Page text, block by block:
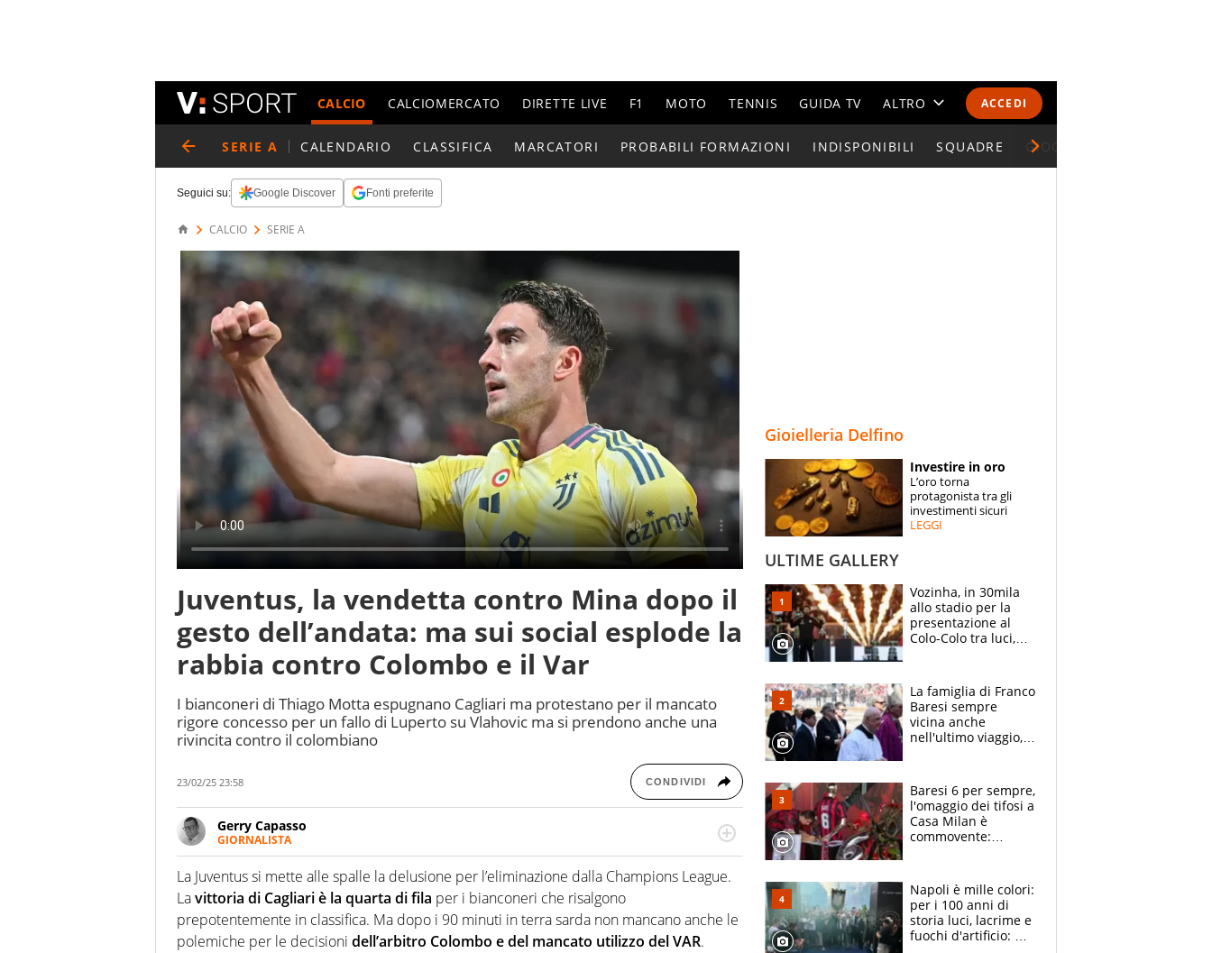
ACCEDI
CALCIO CALCIOMERCATO DIRETTE LIVE F1 MOTO TENNIS GUIDA TV ALTRO
CALENDARI E CLASSIFICHE
ESPERTI
CONTATTI
SERIE A CALENDARIO CLASSIFICA MARCATORI PROBABILI FORMAZIONI INDISPONIBILI SQUADRE GIOCATORI SERIE A
Seguici su: Google Discover Fonti preferite
CALCIO SERIE A
Juventus, la vendetta contro Mina dopo il
gesto dell’andata: ma sui social esplode la
rabbia contro Colombo e il Var
I bianconeri di Thiago Motta espugnano Cagliari ma protestano per il mancato
rigore concesso per un fallo di Luperto su Vlahovic ma si prendono anche una
rivincita contro il colombiano
23/02/25 23:58 CONDIVIDI
Gerry Capasso
GIORNALISTA
Per lui gli sport americani non hanno segreti: basket, football, baseball e la capacità
innata di trovare la notizia dove altri non vedono granché
La Juventus si mette alle spalle la delusione per l’eliminazione dalla Champions League.
Lavittoria di Cagliari è la quarta di fila per i bianconeri che risalgono
prepotentemente in classifica. Ma dopo i 90 minuti in terra sarda non mancano anche le
polemiche per le decisioni dell’arbitro Colombo e del mancato utilizzo del VAR.
Gioielleria Delfino
Investire in oro
L’oro torna
protagonista tra gli
investimenti sicuri
LEGGI
ULTIME GALLERY
Vozinha, in 30mila
allo stadio per la
presentazione al
Colo-Colo tra luci,
La famiglia di Franco
Baresi sempre
vicina anche
nell'ultimo viaggio,
circondati
dall'affetto dei tifosi
Baresi 6 per sempre,
l'omaggio dei tifosi a
Casa Milan è
commovente:
bigliettini
Napoli è mille colori:
per i 100 anni di
storia luci, lacrime e
fuochi d'artificio: De